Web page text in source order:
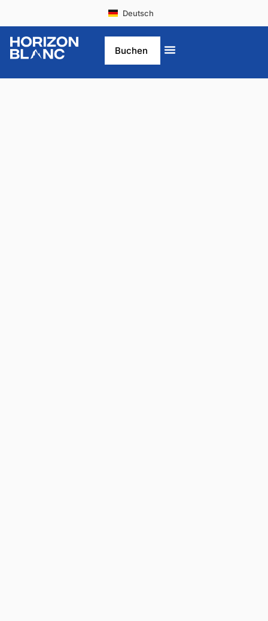
Deutsch
English
Buchen